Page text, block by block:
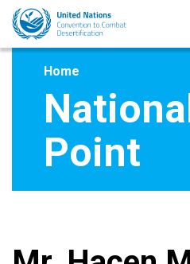
Skip
main
Home
Point